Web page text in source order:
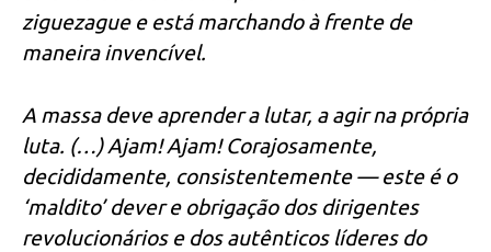
ziguezague e está marchando à frente de
maneira invencível.
A massa deve aprender a lutar, a agir na própria
luta. (…) Ajam! Ajam! Corajosamente,
decididamente, consistentemente — este é o
‘maldito’ dever e obrigação dos dirigentes
revolucionários e dos autênticos líderes do